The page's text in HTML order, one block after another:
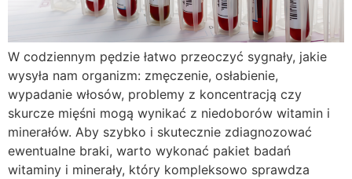
W codziennym pędzie łatwo przeoczyć sygnały, jakie
wysyła nam organizm: zmęczenie, osłabienie,
wypadanie włosów, problemy z koncentracją czy
skurcze mięśni mogą wynikać z niedoborów witamin i
minerałów. Aby szybko i skutecznie zdiagnozować
ewentualne braki, warto wykonać pakiet badań
witaminy i minerały, który kompleksowo sprawdza